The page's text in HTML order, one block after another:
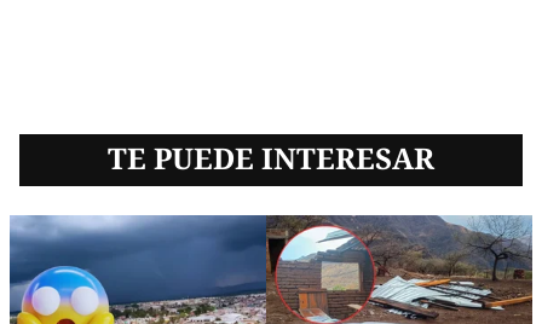
TE PUEDE INTERESAR